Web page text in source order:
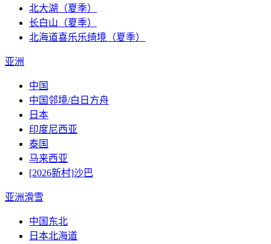
北大湖（夏季）
长白山（夏季）
北海道喜乐乐绮境（夏季）
亚洲
中国
中国邻境/白日方舟
日本
印度尼西亚
泰国
马来西亚
[2026新村]沙巴
亚洲滑雪
中国东北
日本北海道